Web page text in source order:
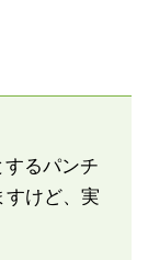
るパンチ
すけど、実